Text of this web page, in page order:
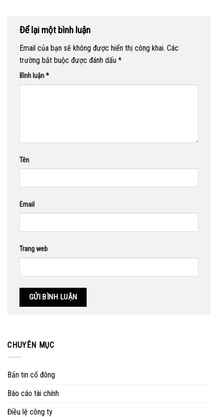
Để lại một bình luận
Email của bạn sẽ không được hiển thị công khai. Các
trường bắt buộc được đánh dấu *
Bình luận*
Tên
Email
Trang web
CHUYÊN MỤC
Bản tin cổ đông
Báo cáo tài chính
Điều lệ công ty